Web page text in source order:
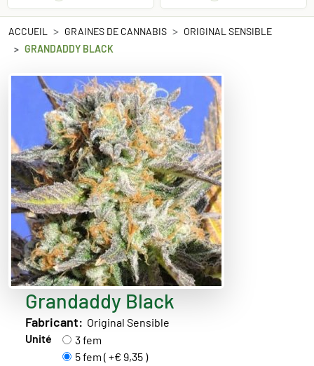
ACCUEIL GRAINES DE CANNABIS
ORIGINAL SENSIBLE
GRANDADDY BLACK
Grandaddy Black
Fabricant: Original Sensible
Unité
3 fem
5 fem ( +€ 9,35 )